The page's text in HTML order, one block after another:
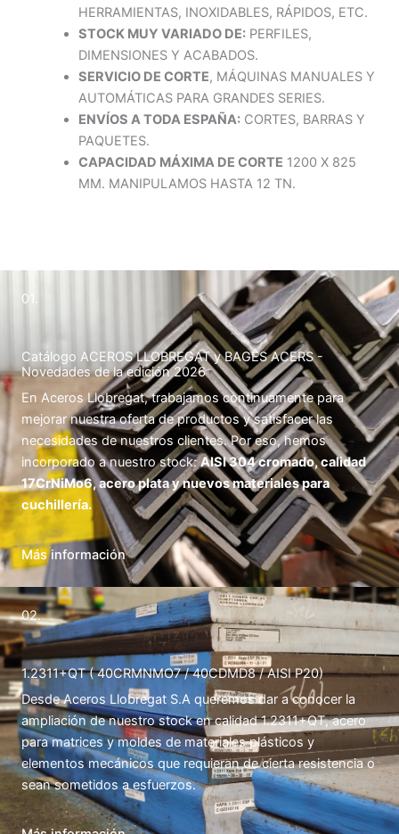
HERRAMIENTAS, INOXIDABLES, RÁPIDOS, ETC.
STOCK MUY VARIADO DE:PERFILES,
DIMENSIONES Y ACABADOS.
SERVICIO DE CORTE, MÁQUINAS MANUALES Y
AUTOMÁTICAS PARA GRANDES SERIES.
ENVÍOS A TODA ESPAÑA:CORTES, BARRAS Y
PAQUETES.
CAPACIDAD MÁXIMA DE CORTE 1200 X 825
MM. MANIPULAMOS HASTA 12 TN.
01.
Catálogo ACEROS LLOBREGAT y BAGES ACERS -
Novedades de la edición 2026
En Aceros Llobregat, trabajamos continuamente para
mejorar nuestra oferta de productos y satisfacer las
necesidades de nuestros clientes. Por eso, hemos
incorporado a nuestro stock:AISI 304 cromado, calidad
17CrNiMo6, acero plata y nuevos materiales para
cuchillería.
Más información
02.
1.2311+QT ( 40CRMNMO7 / 40CDMD8 / AISI P20)
Desde Aceros Llobregat S.A queremos dar a conocer la
ampliación de nuestro stock en calidad 1.2311+QT, acero
para matrices y moldes de materiales plásticos y
elementos mecánicos que requieran de cierta resistencia o
sean sometidos a esfuerzos.